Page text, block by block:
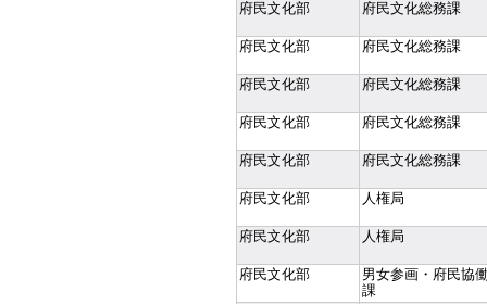
府民文化部 府民文化総務課
府民文化部 府民文化総務課
府民文化部 府民文化総務課
府民文化部 府民文化総務課
府民文化部 府民文化総務課
府民文化部 人権局
府民文化部 人権局
府民文化部
男女参画・府民協
課